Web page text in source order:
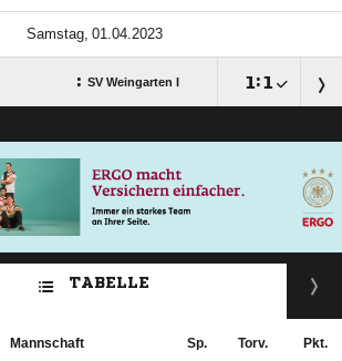
 
: SV Weingarten I  :
TABELLE
Mannschaft Sp. Torv. Pkt.